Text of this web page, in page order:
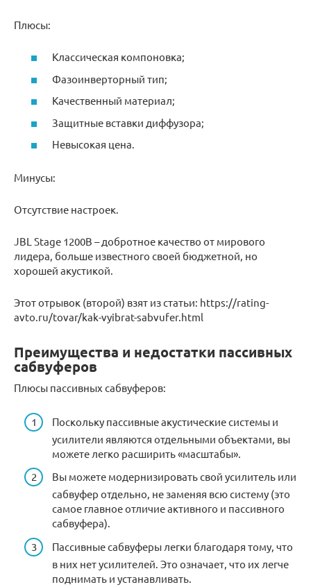
Плюсы:
Классическая компоновка;
Фазоинверторный тип;
Качественный материал;
Защитные вставки диффузора;
Невысокая цена.
Минусы:
Отсутствие настроек.
JBL Stage 1200B – добротное качество от мирового
лидера, больше известного своей бюджетной, но
хорошей акустикой.
Этот отрывок (второй) взят из статьи: https://rating-
avto.ru/tovar/kak-vyibrat-sabvufer.html
Преимущества и недостатки пассивных
сабвуферов
Плюсы пассивных сабвуферов:
Поскольку пассивные акустические системы и
усилители являются отдельными объектами, вы
можете легко расширить «масштабы».
Вы можете модернизировать свой усилитель или
сабвуфер отдельно, не заменяя всю систему (это
самое главное отличие активного и пассивного
сабвуфера).
Пассивные сабвуферы легки благодаря тому, что
в них нет усилителей. Это означает, что их легче
поднимать и устанавливать.